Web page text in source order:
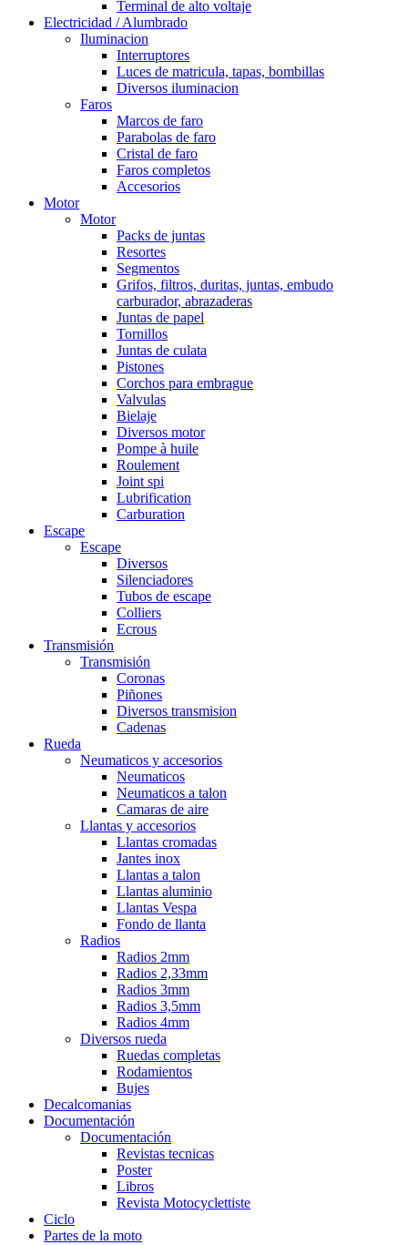
Terminal de alto voltaje
Electricidad / Alumbrado
Iluminacion
Interruptores
Luces de matricula, tapas, bombillas
Diversos iluminacion
Faros
Marcos de faro
Parabolas de faro
Cristal de faro
Faros completos
Accesorios
Motor
Motor
Packs de juntas
Resortes
Segmentos
Grifos, filtros, duritas, juntas, embudo
carburador, abrazaderas
Juntas de papel
Tornillos
Juntas de culata
Pistones
Corchos para embrague
Valvulas
Bielaje
Diversos motor
Pompe à huile
Roulement
Joint spi
Lubrification
Carburation
Escape
Escape
Diversos
Silenciadores
Tubos de escape
Colliers
Ecrous
Transmisión
Transmisión
Coronas
Piñones
Diversos transmision
Cadenas
Rueda
Neumaticos y accesorios
Neumaticos
Neumaticos a talon
Camaras de aire
Llantas y accesorios
Llantas cromadas
Jantes inox
Llantas a talon
Llantas aluminio
Llantas Vespa
Fondo de llanta
Radios
Radios 2mm
Radios 2,33mm
Radios 3mm
Radios 3,5mm
Radios 4mm
Diversos rueda
Ruedas completas
Rodamientos
Bujes
Decalcomanias
Documentación
Documentación
Revistas tecnicas
Poster
Libros
Revista Motocyclettiste
Ciclo
Partes de la moto